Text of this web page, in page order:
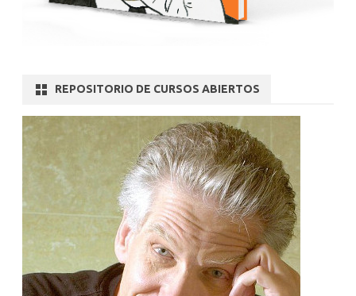
REPOSITORIO DE CURSOS ABIERTOS